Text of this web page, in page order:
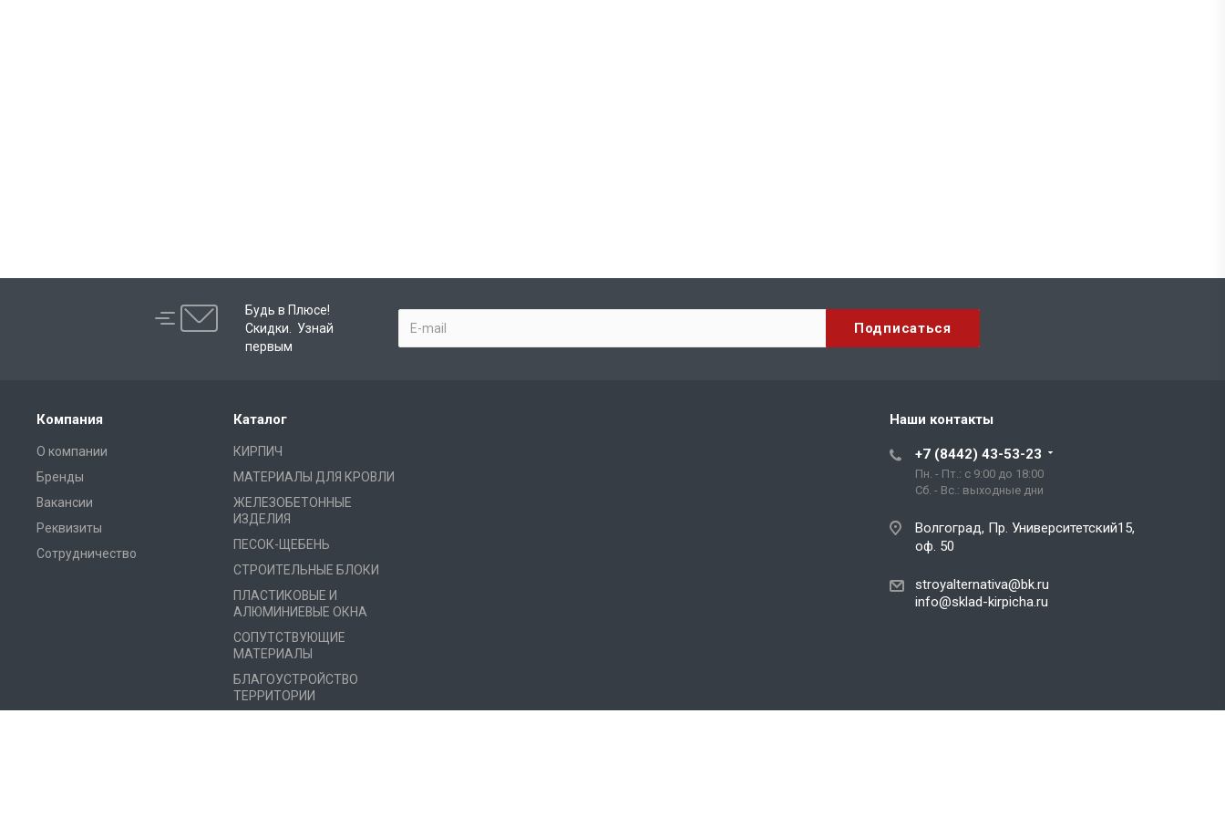
Будь в Плюсе!
Скидки. Узнай
первым
Компания
О компании
Бренды
Вакансии
Реквизиты
Сотрудничество
Каталог
КИРПИЧ
МАТЕРИАЛЫ ДЛЯ КРОВЛИ
ЖЕЛЕЗОБЕТОННЫЕ
ИЗДЕЛИЯ
ПЕСОК-ЩЕБЕНЬ
СТРОИТЕЛЬНЫЕ БЛОКИ
ПЛАСТИКОВЫЕ И
АЛЮМИНИЕВЫЕ ОКНА
СОПУТСТВУЮЩИЕ
МАТЕРИАЛЫ
БЛАГОУСТРОЙСТВО
ТЕРРИТОРИИ
Наши контакты
+7 (8442) 43-53-23
Пн. - Пт.: с 9:00 до 18:00
Сб. - Вс.: выходные дни
Волгоград, Пр. Университетский15,
оф. 50
stroyalternativa@bk.ru
info@sklad-kirpicha.ru